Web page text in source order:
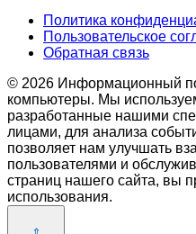
Политика
Пользовательское
Обратная связь
© 2026 Информационный
компьютеры. Мы
разработанные нашими
лицами, для анализа
позволяет нам улучшать
пользователями и
страниц нашего сайта, вы
использования.